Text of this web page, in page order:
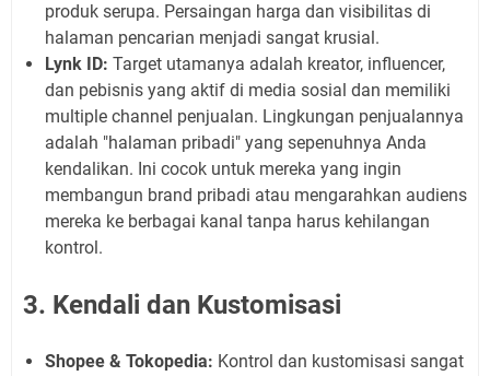
produk serupa. Persaingan harga dan visibilitas di
halaman pencarian menjadi sangat krusial.
Lynk ID: Target utamanya adalah kreator, influencer,
dan pebisnis yang aktif di media sosial dan memiliki
multiple channel penjualan. Lingkungan penjualannya
adalah "halaman pribadi" yang sepenuhnya Anda
kendalikan. Ini cocok untuk mereka yang ingin
membangun brand pribadi atau mengarahkan audiens
mereka ke berbagai kanal tanpa harus kehilangan
kontrol.
3. Kendali dan Kustomisasi
Shopee & Tokopedia: Kontrol dan kustomisasi sangat